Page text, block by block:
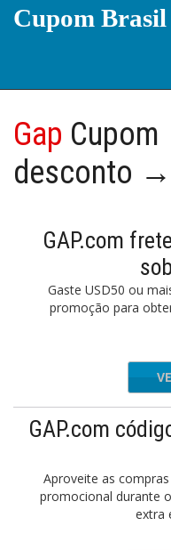
Cupom Brasil
Gap
desconto
GAP.com
Gaste USD50 ou
promoção para
GAP.com
Aproveite as
promocional durante
extra